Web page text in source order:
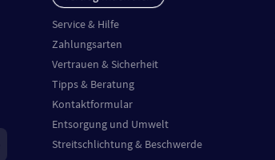
Service & Hilfe
Zahlungsarten
Vertrauen & Sicherheit
Tipps & Beratung
Kontaktformular
Entsorgung und Umwelt
Streitschlichtung & Beschwerde